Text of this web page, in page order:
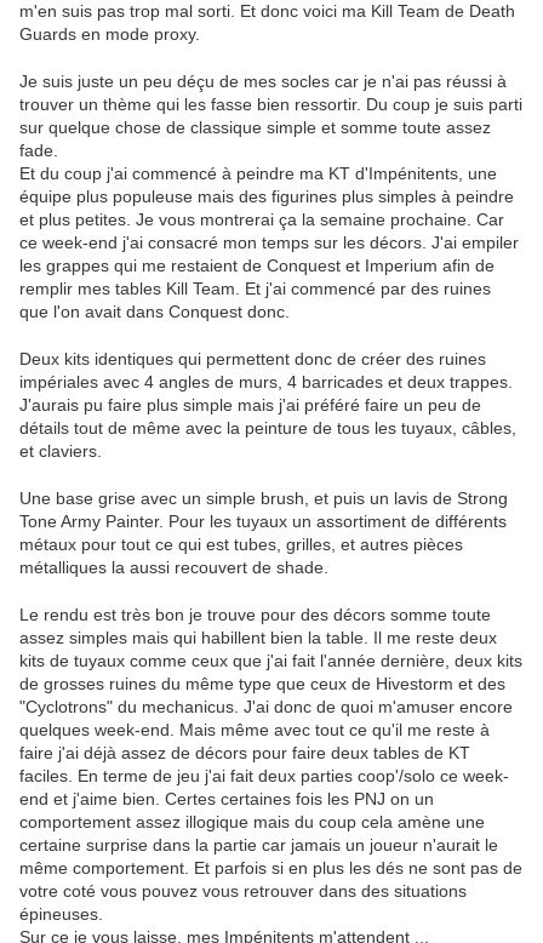
m'en suis pas trop mal sorti. Et donc voici ma Kill Team de Death
Guards en mode proxy.
Je suis juste un peu déçu de mes socles car je n'ai pas réussi à
trouver un thème qui les fasse bien ressortir. Du coup je suis parti
sur quelque chose de classique simple et somme toute assez
fade.
Et du coup j'ai commencé à peindre ma KT d'Impénitents, une
équipe plus populeuse mais des figurines plus simples à peindre
et plus petites. Je vous montrerai ça la semaine prochaine. Car
ce week-end j'ai consacré mon temps sur les décors. J'ai empiler
les grappes qui me restaient de Conquest et Imperium afin de
remplir mes tables Kill Team. Et j'ai commencé par des ruines
que l'on avait dans Conquest donc.
Deux kits identiques qui permettent donc de créer des ruines
impériales avec 4 angles de murs, 4 barricades et deux trappes.
J'aurais pu faire plus simple mais j'ai préféré faire un peu de
détails tout de même avec la peinture de tous les tuyaux, câbles,
et claviers.
Une base grise avec un simple brush, et puis un lavis de Strong
Tone Army Painter. Pour les tuyaux un assortiment de différents
métaux pour tout ce qui est tubes, grilles, et autres pièces
métalliques la aussi recouvert de shade.
Le rendu est très bon je trouve pour des décors somme toute
assez simples mais qui habillent bien la table. Il me reste deux
kits de tuyaux comme ceux que j'ai fait l'année dernière, deux kits
de grosses ruines du même type que ceux de Hivestorm et des
"Cyclotrons" du mechanicus. J'ai donc de quoi m'amuser encore
quelques week-end. Mais même avec tout ce qu'il me reste à
faire j'ai déjà assez de décors pour faire deux tables de KT
faciles. En terme de jeu j'ai fait deux parties coop'/solo ce week-
end et j'aime bien. Certes certaines fois les PNJ on un
comportement assez illogique mais du coup cela amène une
certaine surprise dans la partie car jamais un joueur n'aurait le
même comportement. Et parfois si en plus les dés ne sont pas de
votre coté vous pouvez vous retrouver dans des situations
épineuses.
Sur ce je vous laisse, mes Impénitents m'attendent ...